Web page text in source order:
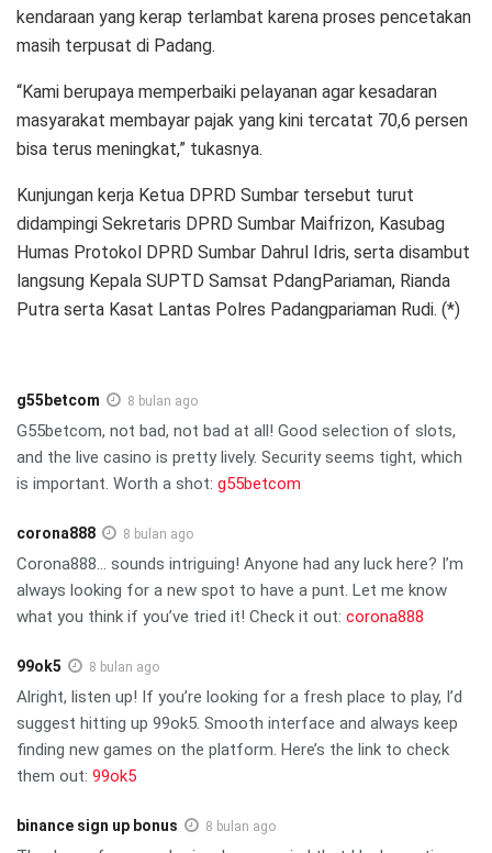
kendaraan yang kerap terlambat karena proses pencetakan
masih terpusat di Padang.
“Kami berupaya memperbaiki pelayanan agar ke­sadaran
masyarakat mem­bayar pajak yang kini tercatat 70,6 persen
bisa terus meningkat,” tukasnya.
Kunjungan kerja Ketua DPRD Sumbar tersebut turut
didampingi Sekretaris DPRD Sumbar Maifrizon, Kasubag
Humas Protokol DPRD Sumbar Dahrul Idris, serta disambut
langsung Kepala SUPTD Samsat PdangPariaman, Rianda
Putra serta Kasat Lantas Polres Padangpariaman Rudi. (*)
g55betcom 8 bulan ago
G55betcom, not bad, not bad at all! Good selection of slots,
and the live casino is pretty lively. Security seems tight, which
is important. Worth a shot: g55betcom
corona888 8 bulan ago
Corona888… sounds intriguing! Anyone had any luck here? I’m
always looking for a new spot to have a punt. Let me know
what you think if you’ve tried it! Check it out: corona888
99ok5 8 bulan ago
Alright, listen up! If you’re looking for a fresh place to play, I’d
suggest hitting up 99ok5. Smooth interface and always keep
finding new games on the platform. Here’s the link to check
them out: 99ok5
binance sign up bonus 8 bulan ago